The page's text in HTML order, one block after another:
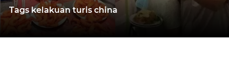
Tags kelakuan turis china